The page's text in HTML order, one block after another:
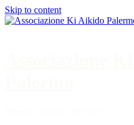
Skip to content